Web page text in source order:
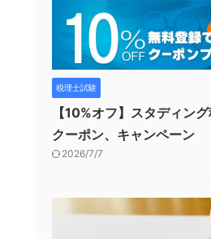
税理士試験
【10%オフ】スタディン
クーポン、キャンペーン
2026/7/7